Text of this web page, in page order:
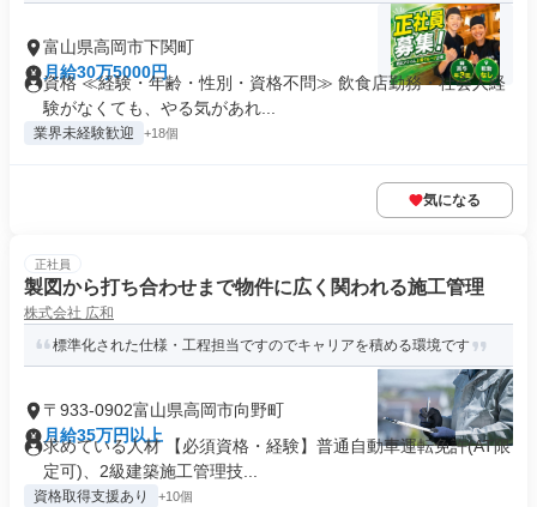
富山県高岡市下関町
月給30万5000円
資格 ≪経験・年齢・性別・資格不問≫ 飲食店勤務・社会人経
験がなくても、やる気があれ...
業界未経験歓迎 +18個
気になる
正社員
製図から打ち合わせまで物件に広く関われる施工管理
株式会社 広和
標準化された仕様・工程担当ですのでキャリアを積める環境です
〒933-0902富山県高岡市向野町
月給35万円以上
求めている人材 【必須資格・経験】普通自動車運転免許(AT限
定可)、2級建築施工管理技...
資格取得支援あり +10個